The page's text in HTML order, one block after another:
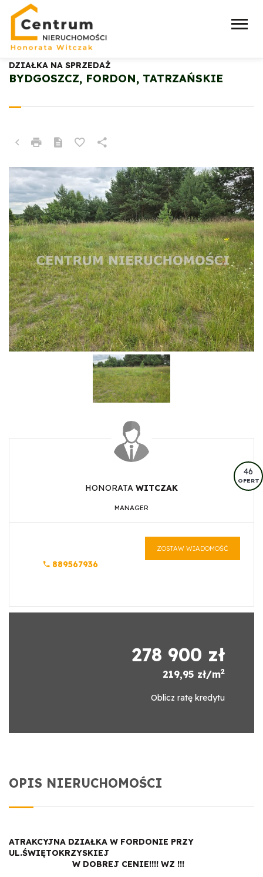
BYDGOSZCZ, FORDON, TATRZAŃSKIE
DZIAŁKA NA SPRZEDAŻ
46
OFERT
HONORATA WITCZAK
MANAGER
889567936
ZOSTAW WIADOMOŚĆ
278 900 zł
219,95 zł/m2
Oblicz ratę kredytu
OPIS NIERUCHOMOŚCI
ATRAKCYJNA DZIAŁKA W FORDONIE PRZY
UL.ŚWIĘTOKRZYSKIEJ
W DOBREJ CENIE!!!! WZ !!!